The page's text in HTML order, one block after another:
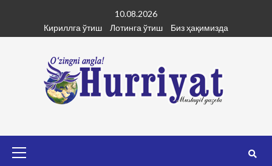
content
10.08.2026
Кириллга ўтиш
Лотинга ўтиш Биз ҳақимизда